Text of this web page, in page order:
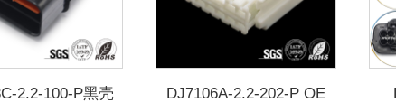
2.2-100-P黑壳
DJ7106A-2.2-202-P OE